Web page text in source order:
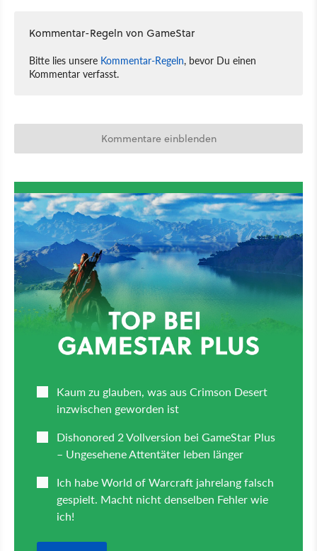
Kommentar-Regeln von GameStar
Bitte lies unsere Kommentar-Regeln, bevor Du einen
Kommentar verfasst.
Kommentare einblenden